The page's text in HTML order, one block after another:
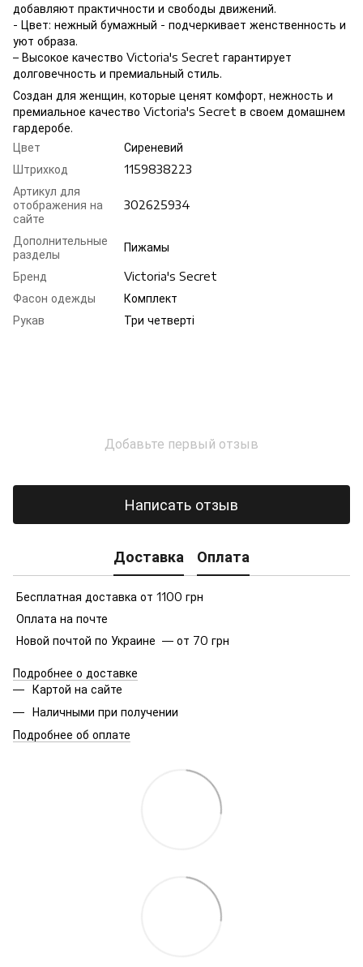
добавляют практичности и свободы движений.
- Цвет: нежный бумажный - подчеркивает женственность и
уют образа.
– Высокое качество Victoria's Secret гарантирует
долговечность и премиальный стиль.
Создан для женщин, которые ценят комфорт, нежность и
премиальное качество Victoria's Secret в своем домашнем
гардеробе.
Цвет
Сиреневий
Штрихкод
1159838223
Артикул для
отображения на
сайте
302625934
Дополнительные
разделы
Пижамы
Бренд
Victoria's Secret
Фасон одежды
Комплект
Рукав
Три четверті
Добавьте первый отзыв
Написать отзыв
Доставка Оплата
Бесплатная доставка от 1100 грн
Оплата на почте
Новой почтой по Украине — от 70 грн
Подробнее о доставке
Картой на сайте
Наличными при получении
Подробнее об оплате